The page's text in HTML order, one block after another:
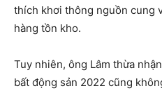
thích khơi thông nguồn cung
hàng tồn kho.
Tuy nhiên, ông Lâm thừa
bất động sản 2022 cũng